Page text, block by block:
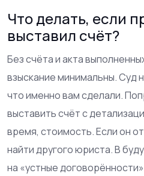
Что делать, если
выставил счёт?
Без счёта и акта
взыскание минимальны. Суд
что именно вам сделали.
выставить счёт с
время, стоимость. Если он
найти другого юриста. В
на «устные